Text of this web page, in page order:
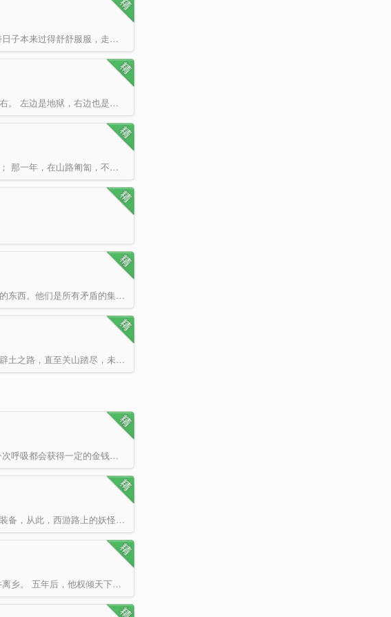
谁家年少，煮酒调笑。盈握素腰，同舟醉邀。 燕开庭的纨绔日子本来过得舒舒服服，走马章台，倾倒渭水，…
当欲望失去了枷锁，就没有了向前的路，只能转左，或者向右。 左边是地狱，右边也是地狱。 《狩魔手记出版…
那一天，我摇动所有的经桶，不为超度，只为触摸你的指尖； 那一年，在山路匍匐，不为觐见，只为贴着你的…
这个家族血管中流的每一滴血，都充满了罪恶、淫秽和肮脏的东西。他们是所有矛盾的集合：他们热情，他们冷酷…
卫渊本无大志，但在时代洪流中不得不走上征战四方、开疆辟土之路，直至关山踏尽，未曾白头。 不正…
人在贫穷的时候，呼吸都是错的。 叮，恭喜宿主，你的每一次呼吸都会获得一定的金钱。 叮，你吃到…
穿越西游，成为唐僧，携带着游戏系统，可以打怪升级，爆装备，从此，西游路上的妖怪们危险了。 沙僧：…
热血爽文，欲罢不能 五年前，他被人陷害，家破人亡，背井离乡。 五年后，他权倾天下，带着无上荣…